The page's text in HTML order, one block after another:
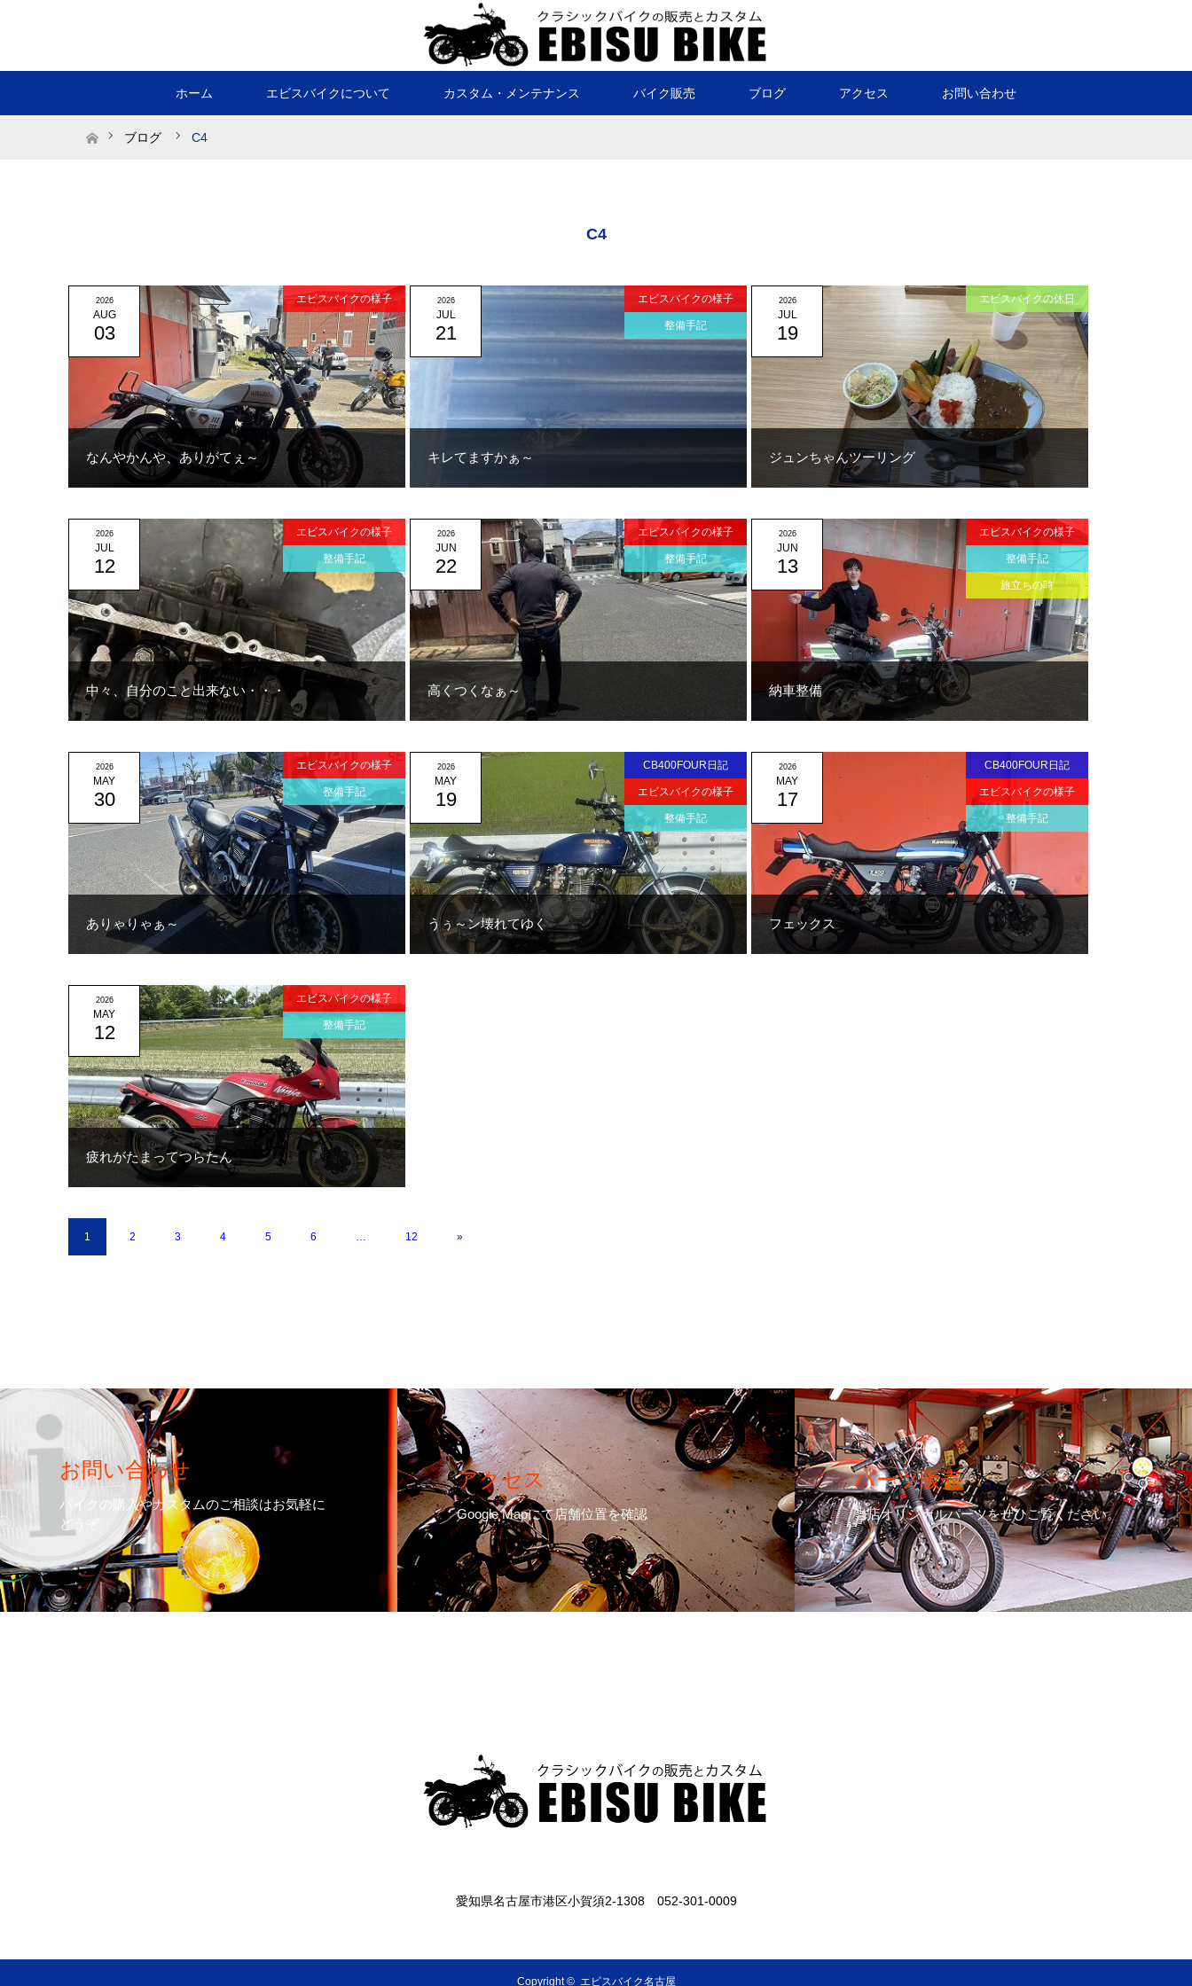
ホーム エビスバイクについて カスタム・メンテナンス バイク販売 ブログ アクセス お問い合わせ
ホームブログ C4
C4
なんやかんや、ありがてぇ～
2026
AUG
03
エビスバイクの様子
キレてますかぁ～
2026
JUL
21
エビスバイクの様子
整備手記
ジュンちゃんツーリング
2026
JUL
19
エビスバイクの休日
中々、自分のこと出来ない・・・
2026
JUL
12
エビスバイクの様子
整備手記
高くつくなぁ～
2026
JUN
22
エビスバイクの様子
整備手記
納車整備
2026
JUN
13
エビスバイクの様子
整備手記
旅立ちの時
ありゃりゃぁ～
2026
MAY
30
エビスバイクの様子
整備手記
うぅ～ン壊れてゆく
2026
MAY
19
CB400FOUR日記
エビスバイクの様子
整備手記
フェックス
2026
MAY
17
CB400FOUR日記
エビスバイクの様子
整備手記
疲れがたまってつらたん
2026
MAY
12
エビスバイクの様子
整備手記
1 2 3 4 5 6 … 12 »
お問い合わせ
バイクの購入やカスタムのご相談はお気軽に
どうぞ
アクセス
Google Mapにて店舗位置を確認
パーツ販売
当店オリジナルパーツをぜひご覧ください。
愛知県名古屋市港区小賀須2-1308 052-301-0009
Copyright © エビスバイク名古屋